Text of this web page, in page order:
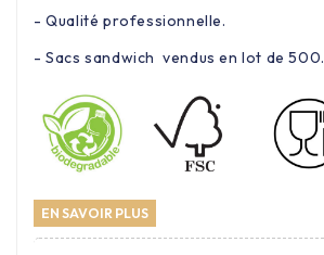
- Qualité professionnelle.
- Sacs sandwich vendus en lot de 500.
EN SAVOIR PLUS